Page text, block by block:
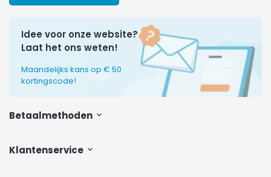
Klantenservice
Idee voor onze website?
Laat het ons weten!
Maandelijks kans op € 50
kortingscode!
Betaalmethoden